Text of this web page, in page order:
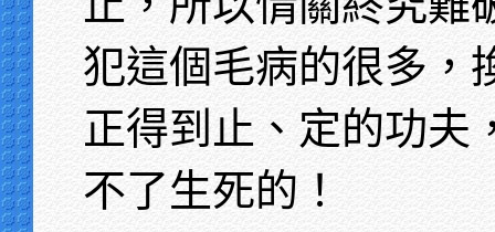
犯這個毛病的很多，
正得到止、定的功夫
不了生死的！